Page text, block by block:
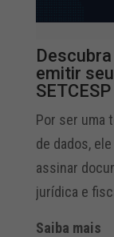
emitir
SETCESP
Por ser uma
de dados,
assinar
jurídica e
Saiba mais